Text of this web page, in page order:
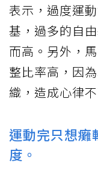
表示，過度運
基，過多的自
而高。另外，
整比率高，因
織，造成心律
運動完只想癱
度。